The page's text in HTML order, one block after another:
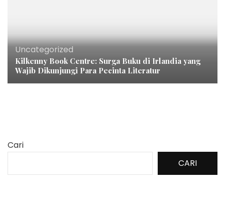
Uncategorized
Kilkenny Book Centre: Surga Buku di Irlandia yang
Wajib Dikunjungi Para Pecinta Literatur
Cari
CARI